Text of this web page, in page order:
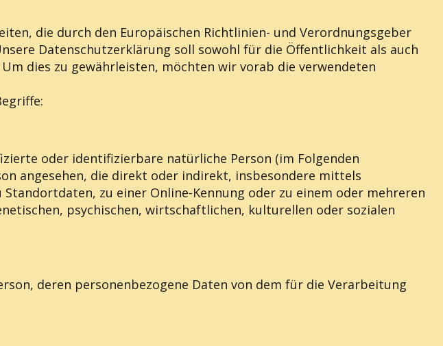
die durch den Europäischen Richtlinien- und Verordnungsgeber
Datenschutzerklärung soll sowohl für die Öffentlichkeit als auch
dies zu gewährleisten, möchten wir vorab die verwendeten
oder identifizierbare natürliche Person (im Folgenden
angesehen, die direkt oder indirekt, insbesondere mittels
zu einer Online-Kennung oder zu einem oder mehreren
psychischen, wirtschaftlichen, kulturellen oder sozialen
deren personenbezogene Daten von dem für die Verarbeitung